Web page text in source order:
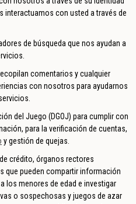
interactuamos con usted a través de
de búsqueda que nos ayudan a
comentarios y cualquier
con nosotros para ayudarnos
del Juego (DGOJ) para cumplir con
para la verificación de cuentas,
y gestión de quejas.
crédito, órganos rectores
que pueden compartir información
los menores de edad e investigar
o sospechosas y juegos de azar